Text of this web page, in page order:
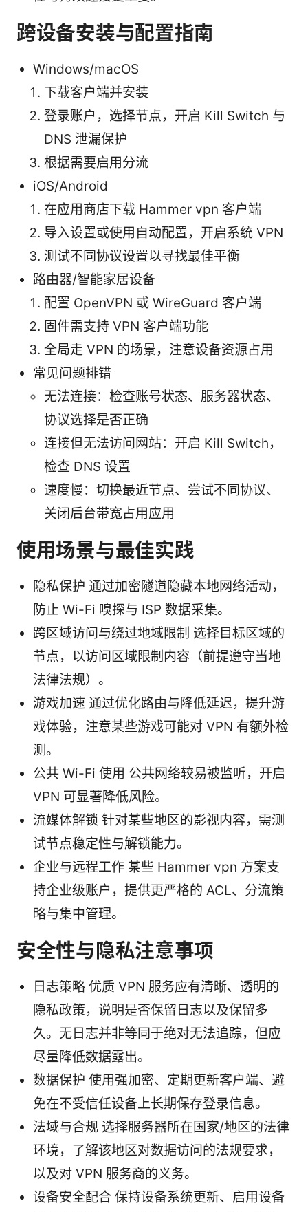
跨设备安装与配置指南
Windows/macOS
下载客户端并安装
登录账户，选择节点，开启 Kill Switch 与
DNS 泄漏保护
根据需要启用分流
iOS/Android
在应用商店下载 Hammer vpn 客户端
导入设置或使用自动配置，开启系统 VPN
测试不同协议设置以寻找最佳平衡
路由器/智能家居设备
配置 OpenVPN 或 WireGuard 客户端
固件需支持 VPN 客户端功能
全局走 VPN 的场景，注意设备资源占用
常见问题排错
无法连接：检查账号状态、服务器状态、
协议选择是否正确
连接但无法访问网站：开启 Kill Switch，
检查 DNS 设置
速度慢：切换最近节点、尝试不同协议、
关闭后台带宽占用应用
使用场景与最佳实践
隐私保护 通过加密隧道隐藏本地网络活动，
防止 Wi-Fi 嗅探与 ISP 数据采集。
跨区域访问与绕过地域限制 选择目标区域的
节点，以访问区域限制内容（前提遵守当地
法律法规）。
游戏加速 通过优化路由与降低延迟，提升游
戏体验，注意某些游戏可能对 VPN 有额外检
测。
公共 Wi-Fi 使用 公共网络较易被监听，开启
VPN 可显著降低风险。
流媒体解锁 针对某些地区的影视内容，需测
试节点稳定性与解锁能力。
企业与远程工作 某些 Hammer vpn 方案支
持企业级账户，提供更严格的 ACL、分流策
略与集中管理。
安全性与隐私注意事项
日志策略 优质 VPN 服务应有清晰、透明的
隐私政策，说明是否保留日志以及保留多
久。无日志并非等同于绝对无法追踪，但应
尽量降低数据露出。
数据保护 使用强加密、定期更新客户端、避
免在不受信任设备上长期保存登录信息。
法域与合规 选择服务器所在国家/地区的法律
环境，了解该地区对数据访问的法规要求，
以及对 VPN 服务商的义务。
设备安全配合 保持设备系统更新、启用设备